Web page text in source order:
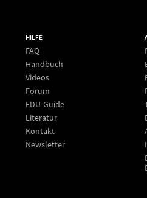
HILFE
FAQ
Handbuch
Videos
Forum
EDU-Guide
Literatur
Kontakt
Newsletter